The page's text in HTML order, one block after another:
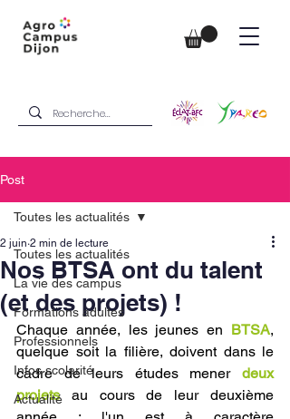
Post
Toutes les actualités
La vie des campus
Formations adultes
Professionnels
Infos scolarité
Actualité
Toutes les actualités
Nos BTSA ont du talent
(et des projets) !
2 juin 2 min de lecture
Chaque année, les jeunes en BTSA,
quelque soit la filière, doivent dans le
cadre de leurs études mener deux
projets au cours de leur deuxième